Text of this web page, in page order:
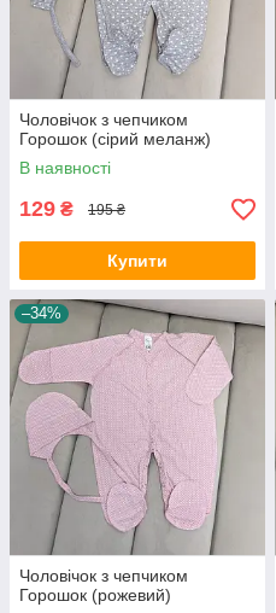
Чоловічок з чепчиком
Горошок (сірий меланж)
В наявності
129 ₴ 195 ₴
Купити
–34%
Чоловічок з чепчиком
Горошок (рожевий)